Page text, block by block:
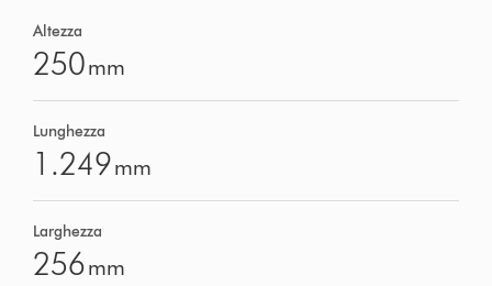
Altezza
250mm
Lunghezza
1.249mm
Larghezza
256mm